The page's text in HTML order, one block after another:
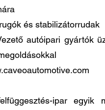
és stabilizátorrudak
autóipari gyártók
ipar egyik